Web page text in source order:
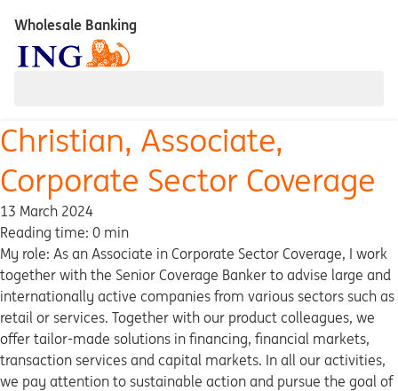
Wholesale Banking
Christian, Associate,
Corporate Sector Coverage
13 March 2024
Reading time: 0 min
My role: As an Associate in Corporate Sector Coverage, I work
together with the Senior Coverage Banker to advise large and
internationally active companies from various sectors such as
retail or services. Together with our product colleagues, we
offer tailor-made solutions in financing, financial markets,
transaction services and capital markets. In all our activities,
we pay attention to sustainable action and pursue the goal of